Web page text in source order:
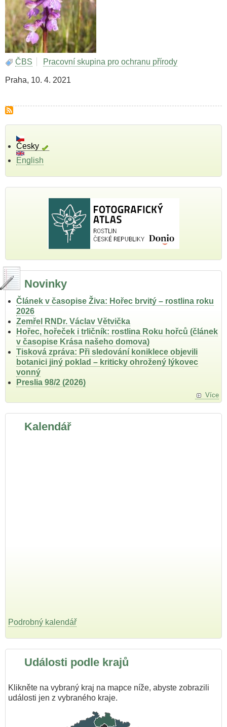
ČBS Pracovní skupina pro ochranu přírody
Praha, 10. 4. 2021
Česky
English
Novinky
Článek v časopise Živa: Hořec brvitý – rostlina roku
2026
Zemřel RNDr. Václav Větvička
Hořec, hořeček i trličník: rostlina Roku hořců (článek
v časopise Krása našeho domova)
Tisková zpráva: Při sledování koniklece objevili
botanici jiný poklad – kriticky ohrožený lýkovec
vonný
Preslia 98/2 (2026)
Více
Kalendář
Podrobný kalendář
Události podle krajů
Klikněte na vybraný kraj na mapce níže, abyste zobrazili
události jen z vybraného kraje.